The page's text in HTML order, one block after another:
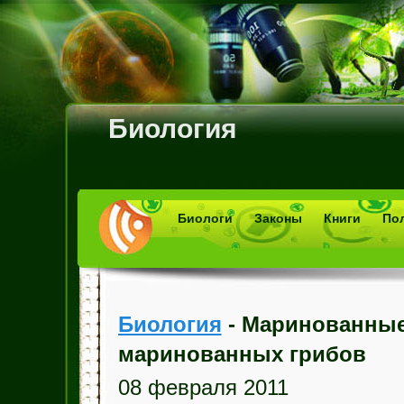
Биология
Биологи Законы Книги
Биология -
маринованных грибов
08 февраля 2011